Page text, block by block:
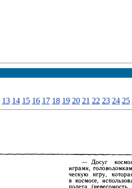
13 14 15 16 17 18 19 20 21 22 23 24 25